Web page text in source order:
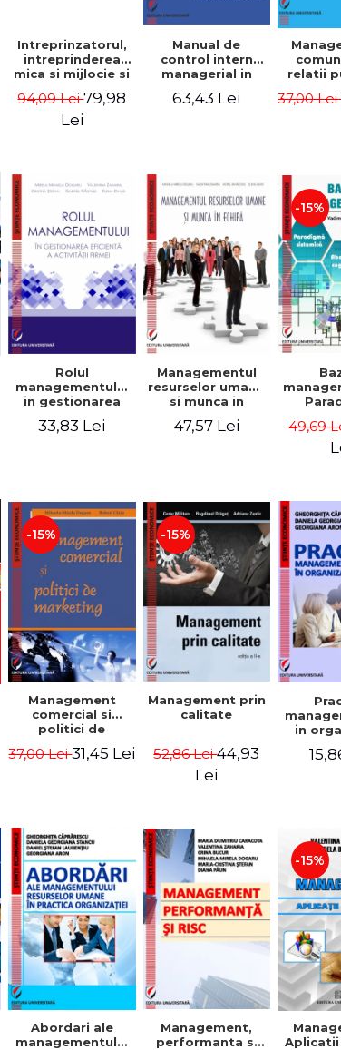
Intreprinzatorul,
intreprinderea
mica si mijlocie si
intreprenorial -
Ovidiu Nicolescu,
94,09 Lei79,98
Lei
Manual de
control intern
managerial in
sectorul public -
Jean-Pierre
63,43 Lei
relatii
37,00 Lei
Rolul
managementului
in gestionarea
eficienta a
activitatii firmei -
Dogaru,
Valentina Zaharia
33,83 Lei
Managementul
resurselor umane
si munca in
47,57 Lei
-15%
49,69
-15%
Management
comercial si
politici de
37,00 Lei31,45 Lei
-15%
Management prin
calitate
52,86 Lei44,93
Lei
in
Abordari ale
managementului
Management,
performanta si
-15%